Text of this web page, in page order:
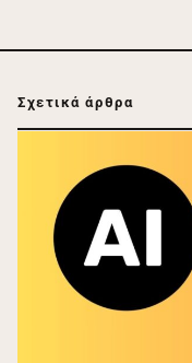
Σχετικά άρθρα